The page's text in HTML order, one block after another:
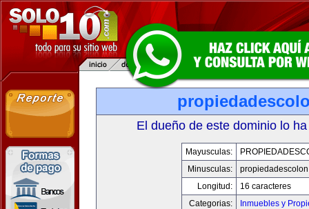
El dueño de este dominio lo
Mayusculas:
Minusculas:
Longitud:
16 caracteres
Categorias:
Inmuebles y